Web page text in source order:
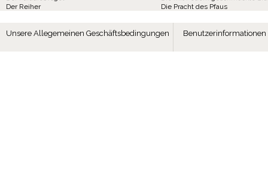
Der Reiher
Die Pracht des Pfaus
Unsere Allegemeinen Geschäftsbedingungen Benutzerinformationen